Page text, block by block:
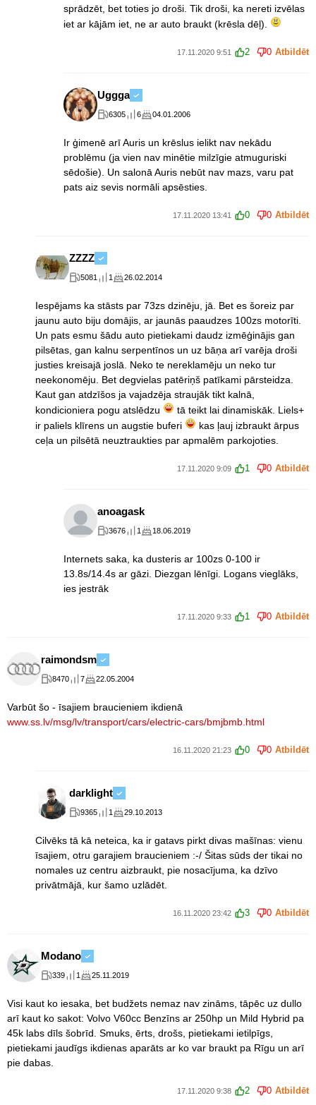
sprādzēt, bet toties jo droši. Tik droši, ka nereti izvēlas
iet ar kājām iet, ne ar auto braukt (krēsla dēļ).
17.11.2020 9:51 2 0 Atbildēt
Uggga
6305 6 04.01.2006
Ir ģimenē arī Auris un krēslus ielikt nav nekādu
problēmu (ja vien nav minētie milzīgie atmuguriski
sēdošie). Un salonā Auris nebūt nav mazs, varu pat
pats aiz sevis normāli apsēsties.
17.11.2020 13:41 0 0 Atbildēt
ZZZZ
5081 1 26.02.2014
Iespējams ka stāsts par 73zs dzinēju, jā. Bet es šoreiz par
jaunu auto biju domājis, ar jaunās paaudzes 100zs motorīti.
Un pats esmu šādu auto pietiekami daudz izmēģinājis gan
pilsētas, gan kalnu serpentīnos un uz bāņa arī varēja droši
justies kreisajā joslā. Neko te nereklamēju un neko tur
neekonomēju. Bet degvielas patēriņš patīkami pārsteidza.
Kaut gan atdzīšos ja vajadzēja straujāk tikt kalnā,
kondicioniera pogu atslēdzu
tā teikt lai dinamiskāk. Liels+
ir paliels klīrens un augstie buferi
kas ļauj izbraukt ārpus
ceļa un pilsētā neuztraukties par apmalēm parkojoties.
17.11.2020 9:09 1 0 Atbildēt
anoagask
3676 1 18.06.2019
Internets saka, ka dusteris ar 100zs 0-100 ir
13.8s/14.4s ar gāzi. Diezgan lēnīgi. Logans vieglāks,
ies jestrāk
17.11.2020 9:33 1 0 Atbildēt
raimondsm
8470 7 22.05.2004
Varbūt šo - īsajiem braucieniem ikdienā
www.ss.lv/msg/lv/transport/cars/electric-cars/bmjbmb.html
16.11.2020 21:23 0 0 Atbildēt
darklight
9365 1 29.10.2013
Cilvēks tā kā neteica, ka ir gatavs pirkt divas mašīnas: vienu
īsajiem, otru garajiem braucieniem :-/ Šitas sūds der tikai no
nomales uz centru aizbraukt, pie nosacījuma, ka dzīvo
privātmājā, kur šamo uzlādēt.
16.11.2020 23:42 3 0 Atbildēt
Modano
339 1 25.11.2019
Visi kaut ko iesaka, bet budžets nemaz nav zināms, tāpēc uz dullo
arī kaut ko sakot: Volvo V60cc Benzīns ar 250hp un Mild Hybrid pa
45k labs dīls šobrīd. Smuks, ērts, drošs, pietiekami ietilpīgs,
pietiekami jaudīgs ikdienas aparāts ar ko var braukt pa Rīgu un arī
pie dabas.
17.11.2020 9:38 2 0 Atbildēt